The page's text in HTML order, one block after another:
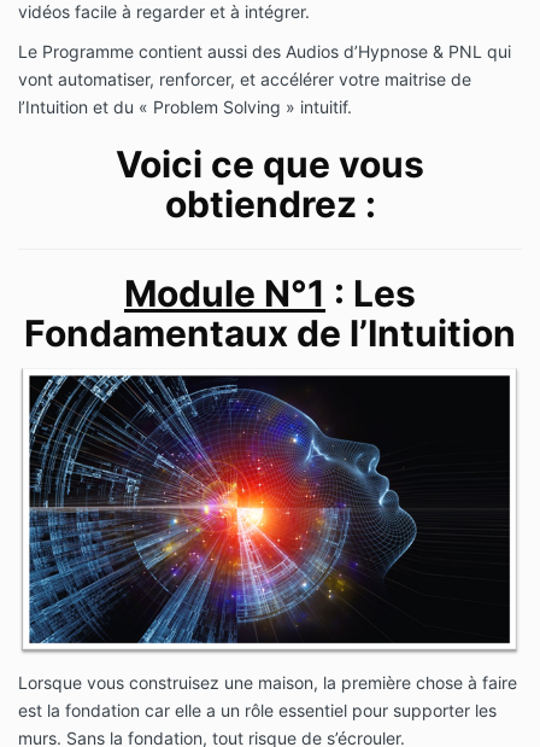
vidéos facile à regarder et à intégrer.
Le Programme contient aussi des Audios d’Hypnose & PNL qui
vont automatiser, renforcer, et accélérer votre maitrise de
l’Intuition et du « Problem Solving » intuitif.
Voici ce que vous
obtiendrez :
Module N°1 : Les
Fondamentaux de l’Intuition
Lorsque vous construisez une maison, la première chose à faire
est la fondation car elle a un rôle essentiel pour supporter les
murs. Sans la fondation, tout risque de s’écrouler.